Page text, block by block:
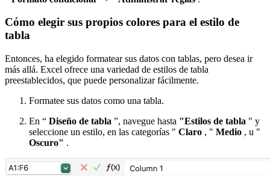
Cómo elegir sus propios colores para el estilo de
tabla
Entonces, ha elegido formatear sus datos con tablas, pero desea ir
más allá. Excel ofrece una variedad de estilos de tabla
preestablecidos, que puede personalizar fácilmente.
Formatee sus datos como una tabla.
En “ Diseño de tabla ”, navegue hasta "Estilos de tabla " y
seleccione un estilo, en las categorías " Claro , " Medio , u "
Oscuro" .